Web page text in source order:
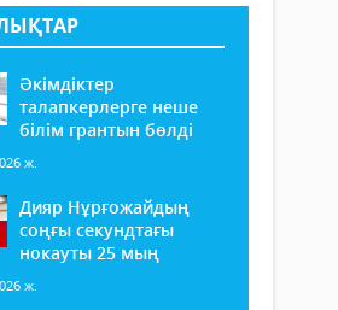
Әкімдіктер
талапкерлерге неше
білім грантын бөлді
ж.
Дияр Нұрғожайдың
соңғы секундтағы
нокауты 25 мың
ж.